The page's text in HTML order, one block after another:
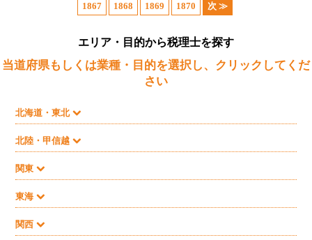
1867 1868 1869 1870 次 ≫
エリア・目的から税理士を探す
当道府県もしくは業種・目的を選択し、クリックしてくだ
さい
北海道・東北
北陸・甲信越
関東
東海
関西